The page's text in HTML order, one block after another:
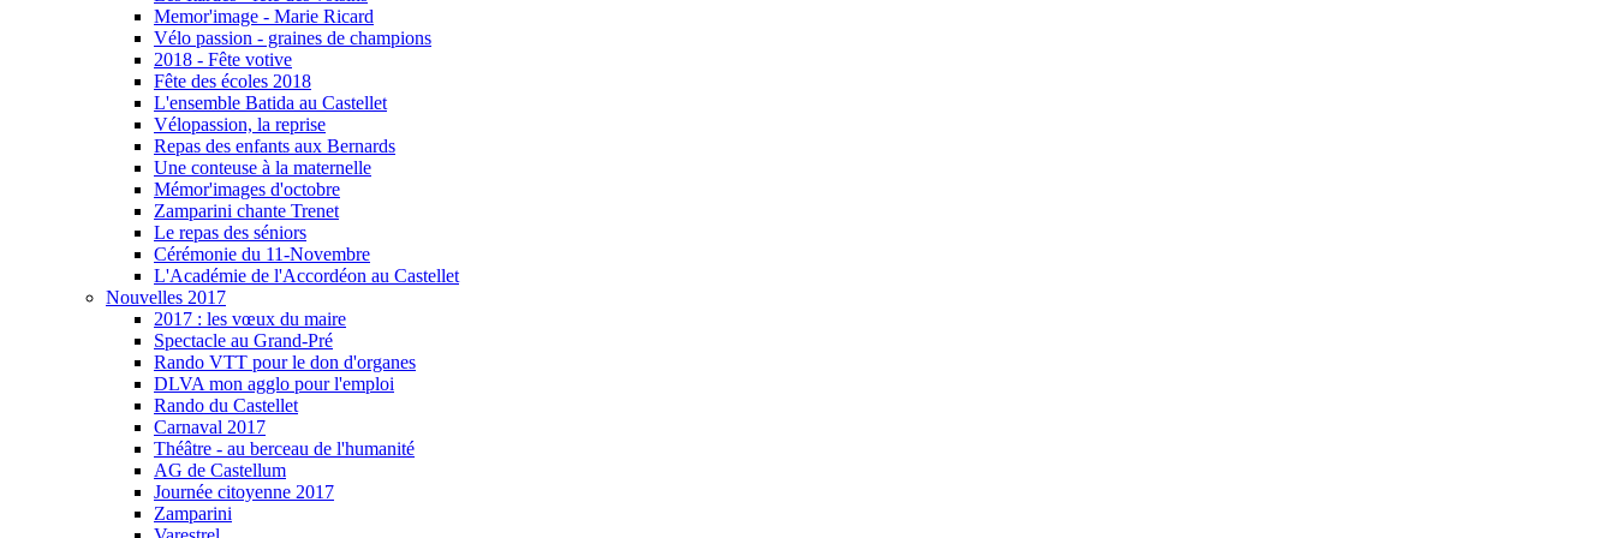
Memor'image - Marie Ricard
Vélo passion - graines de champions
2018 - Fête votive
Fête des écoles 2018
L'ensemble Batida au Castellet
Vélopassion, la reprise
Repas des enfants aux Bernards
Une conteuse à la maternelle
Mémor'images d'octobre
Zamparini chante Trenet
Le repas des séniors
Cérémonie du 11-Novembre
L'Académie de l'Accordéon au Castellet
Nouvelles 2017
2017 : les vœux du maire
Spectacle au Grand-Pré
Rando VTT pour le don d'organes
DLVA mon agglo pour l'emploi
Rando du Castellet
Carnaval 2017
Théâtre - au berceau de l'humanité
AG de Castellum
Journée citoyenne 2017
Zamparini